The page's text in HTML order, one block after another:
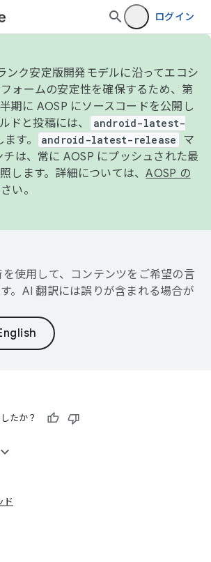
ログイン
ンク安定版開発モデルに沿ってエコシ
ォームの安定性を確保するため、第
期に AOSP にソースコードを公開し
ドと投稿には、
android-latest-
す。 android-latest-release
マ
は、常に AOSP にプッシュされた最
します。詳細については、AOSP の
い。
使用して、コンテンツをご希望の言
。AI 翻訳には誤りが含まれる場合が
たか？
ド